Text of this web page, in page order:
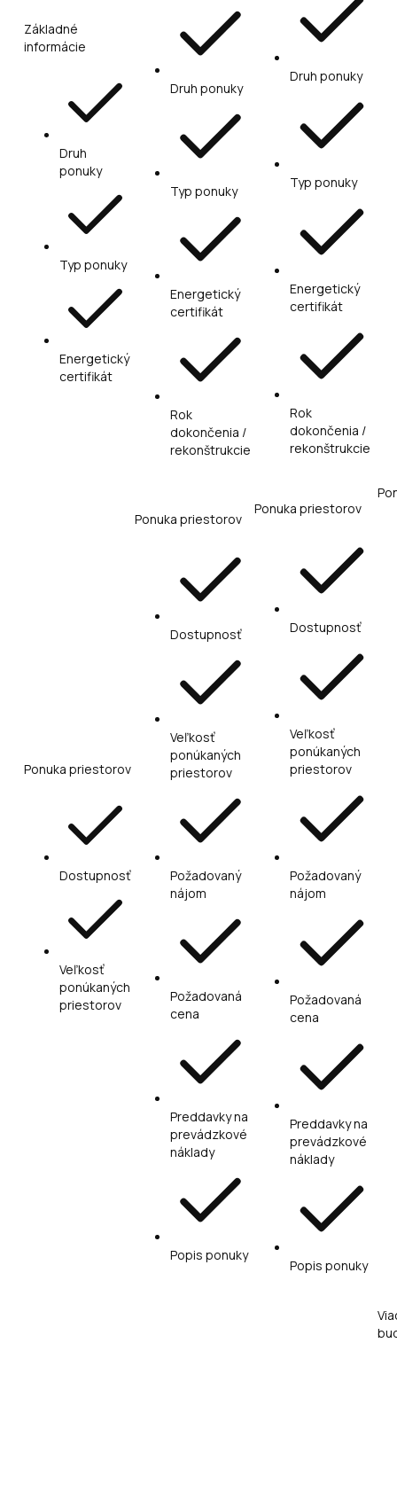
Základné
informácie
Druh
ponuky
Typ ponuky
Energetický
certifikát
Druh ponuky
Typ ponuky
Energetický
certifikát
Rok
dokončenia /
rekonštrukcie
Druh ponuky
Typ ponuky
Energetický
certifikát
Rok
dokončenia /
rekonštrukcie
Ponuka priestorov
Dostupnosť
Veľkosť
ponúkaných
priestorov
Ponuka priestorov
Dostupnosť
Veľkosť
ponúkaných
priestorov
Požadovaný
nájom
Požadovaná
cena
Preddavky na
prevádzkové
náklady
Popis ponuky
Ponuka priestorov
Dostupnosť
Veľkosť
ponúkaných
priestorov
Požadovaný
nájom
Požadovaná
cena
Preddavky na
prevádzkové
náklady
Popis ponuky